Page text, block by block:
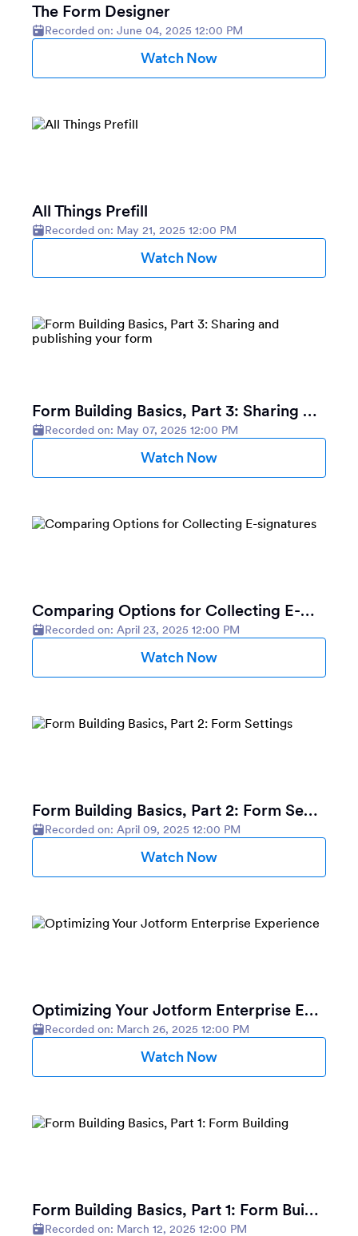
The Form Designer
Recorded on: June 04, 2025 12:00 PM
Watch Now
All Things Prefill
Recorded on: May 21, 2025 12:00 PM
Watch Now
Form Building Basics, Part 3: Sharing and publishing your form
Recorded on: May 07, 2025 12:00 PM
Watch Now
Comparing Options for Collecting E-signatures
Recorded on: April 23, 2025 12:00 PM
Watch Now
Form Building Basics, Part 2: Form Settings
Recorded on: April 09, 2025 12:00 PM
Watch Now
Optimizing Your Jotform Enterprise Experience
Recorded on: March 26, 2025 12:00 PM
Watch Now
Form Building Basics, Part 1: Form Building
Recorded on: March 12, 2025 12:00 PM